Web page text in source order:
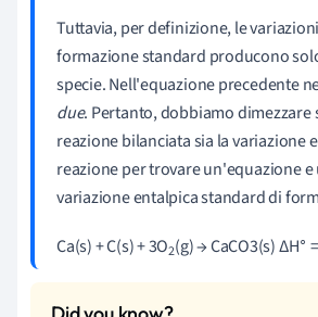
Tuttavia, per definizione, le
formazione standard producono
specie. Nell'equazione precedente
due. Pertanto, dobbiamo dimezzare
reazione bilanciata sia la variazione
reazione per trovare un'equazione e
variazione entalpica standard di
Ca(s) + C(s) + 3O2(g) → CaCO3(s) ΔH∘